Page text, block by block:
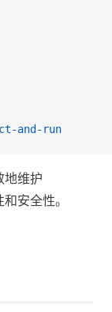
and-run
地维护
安全性。